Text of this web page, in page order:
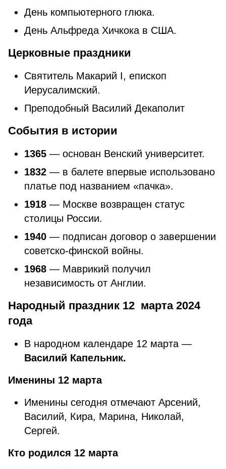
День компьютерного глюка.
День Альфреда Хичкока в США.
Церковные праздники
​​Святитель Макарий I, епископ
Иерусалимский.
Преподобный Василий Декаполит
События в истории
1365 — основан Венский университет.
1832 — в балете впервые использовано
платье под названием «пачка».
1918 — Москве возвращен статус
столицы России.
1940 — подписан договор о завершении
советско-финской войны.
1968 — Маврикий получил
независимость от Англии.
Народный праздник 12 марта 2024
года
В народном календаре 12 марта —
Василий Капельник.
Именины 12 марта
Именины сегодня отмечают Арсений,
Василий, Кира, Марина, Николай,
Сергей.
Кто родился 12 марта